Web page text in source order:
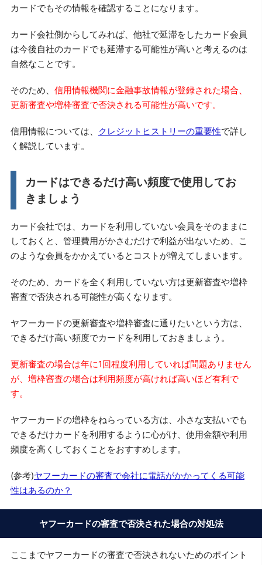
カードでもその情報を確認することになります。
カード会社側からしてみれば、他社で延滞をしたカード会員
は今後自社のカードでも延滞する可能性が高いと考えるのは
自然なことです。
そのため、 信用情報機関に金融事故情報が登録された場合、
更新審査や増枠審査で否決される可能性が高いです。
信用情報については、 クレジットヒストリーの重要性で詳し
く解説しています。
カードはできるだけ高い頻度で使用してお
きましょう
カード会社では、カードを利用していない会員をそのままに
しておくと、管理費用がかさむだけで利益が出ないため、こ
のような会員をかかえているとコストが増えてしまいます。
そのため、カードを全く利用していない方は更新審査や増枠
審査で否決される可能性が高くなります。
ヤフーカードの更新審査や増枠審査に通りたいという方は、
できるだけ高い頻度でカードを利用しておきましょう。
更新審査の場合は年に1回程度利用していれば問題ありません
が、増枠審査の場合は利用頻度が高ければ高いほど有利で
す。
ヤフーカードの増枠をねらっている方は、小さな支払いでも
できるだけカードを利用するように心がけ、使用金額や利用
頻度を高くしておくことをおすすめします。
(参考)ヤフーカードの審査で会社に電話がかかってくる可能
性はあるのか？
ヤフーカードの審査で否決された場合の対処法
ここまでヤフーカードの審査で否決されないためのポイント